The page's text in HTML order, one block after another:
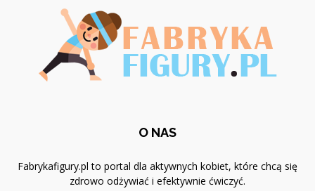
O NAS
Fabrykafigury.pl to portal dla aktywnych kobiet, które chcą się
zdrowo odżywiać i efektywnie ćwiczyć.